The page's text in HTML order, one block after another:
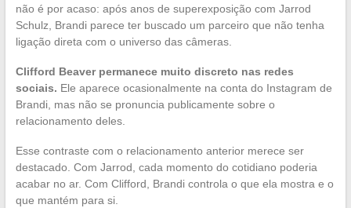
não é por acaso: após anos de superexposição com Jarrod
Schulz, Brandi parece ter buscado um parceiro que não tenha
ligação direta com o universo das câmeras.
Clifford Beaver permanece muito discreto nas redes
sociais. Ele aparece ocasionalmente na conta do Instagram de
Brandi, mas não se pronuncia publicamente sobre o
relacionamento deles.
Esse contraste com o relacionamento anterior merece ser
destacado. Com Jarrod, cada momento do cotidiano poderia
acabar no ar. Com Clifford, Brandi controla o que ela mostra e o
que mantém para si.